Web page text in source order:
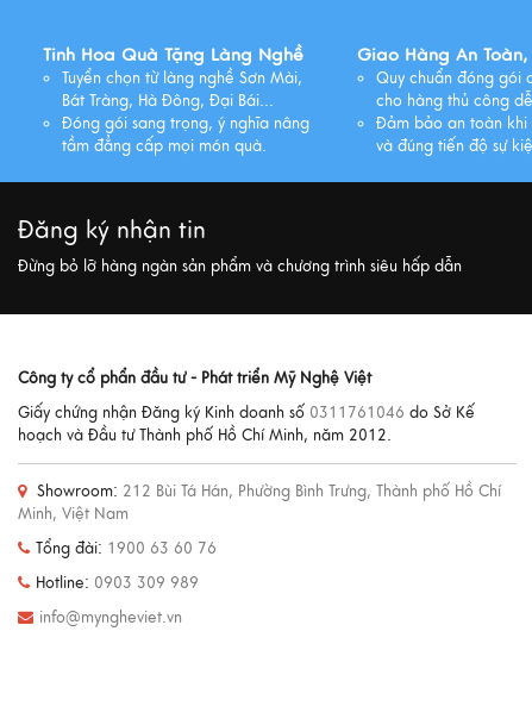
Tinh Hoa Quà Tặng Làng Nghề
Tuyển chọn từ làng nghề Sơn Mài,
Bát Tràng, Hà Đông, Đại Bái...
Đóng gói sang trọng, ý nghĩa nâng
tầm đẳng cấp mọi món quà.
Giao Hàng An
Quy chuẩn đóng gói
cho hàng thủ công
Đảm bảo an toàn khi
và đúng tiến độ sự
Đăng ký nhận tin
Đừng bỏ lỡ hàng ngàn sản phẩm và chương trình siêu hấp dẫn
Công ty cổ phẩn đầu tư - Phát triển Mỹ Nghệ Việt
Giấy chứng nhận Đăng ký Kinh doanh số 0311761046 do Sở Kế
hoạch và Đầu tư Thành phố Hồ Chí Minh, năm 2012.
Showroom: 212 Bùi Tá Hán, Phường Bình Trưng, Thành phố Hồ Chí
Minh, Việt Nam
Tổng đài: 1900 63 60 76
Hotline: 0903 309 989
info@myngheviet.vn